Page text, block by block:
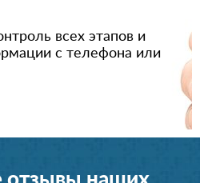
всех этапов и
с телефона или